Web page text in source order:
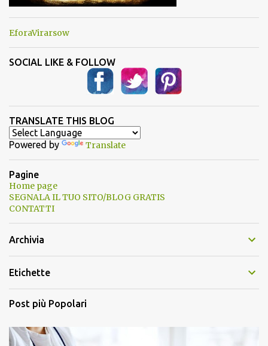
EforaVirarsow
SOCIAL LIKE & FOLLOW
TRANSLATE THIS BLOG
Powered by Translate
Pagine
Home page
SEGNALA IL TUO SITO/BLOG GRATIS
CONTATTI
Archivia
Etichette
Post più Popolari